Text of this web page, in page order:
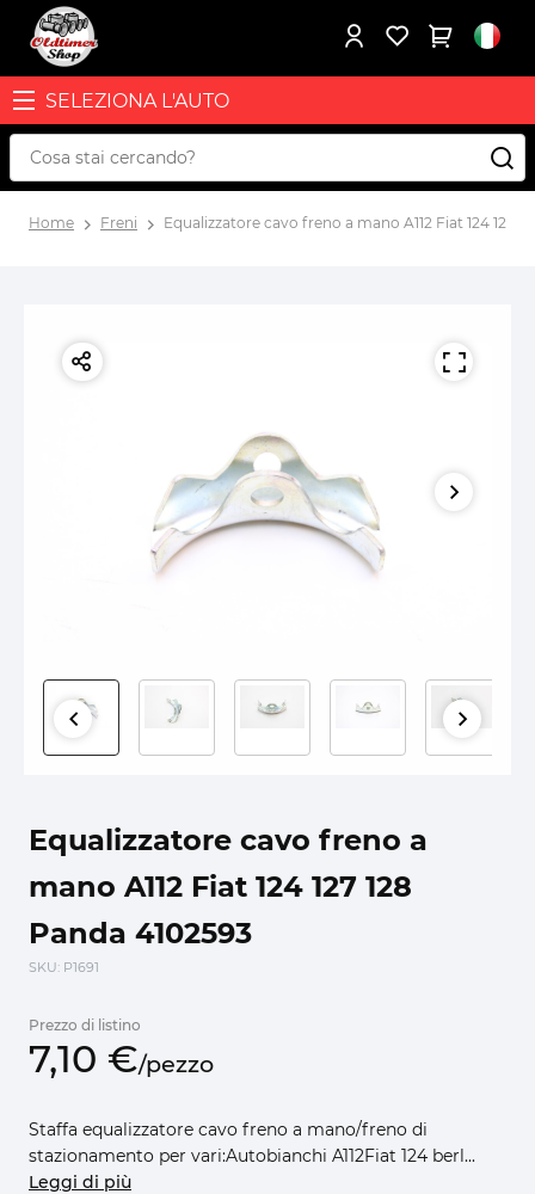
SELEZIONA L'AUTO
Home Freni Equalizzatore cavo freno a mano A112 Fiat 124 127
Equalizzatore cavo freno a
mano A112 Fiat 124 127 128
Panda 4102593
SKU: P1691
Prezzo di listino
7,10 €/pezzo
Staffa equalizzatore cavo freno a mano/freno di
stazionamento per vari:Autobianchi A112Fiat 124 berl...
Leggi di più